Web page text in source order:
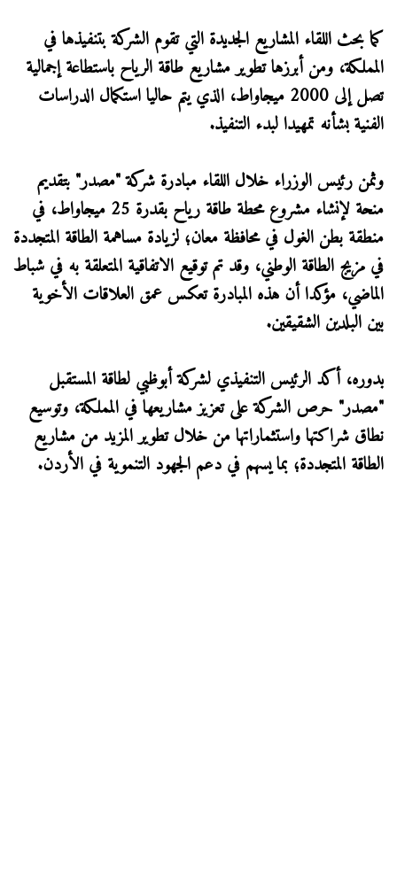
كما بحث اللقاء المشاريع الجديدة التي تقوم الشركة بتنفيذها في
المملكة، ومن أبرزها تطوير مشاريع طاقة الرياح باستطاعة إجمالية
تصل إلى 2000 ميجاواط، الذي يتم حاليا استكمال الدراسات
الفنية بشأنه تمهيدا لبدء التنفيذ.
وثمن رئيس الوزراء خلال اللقاء مبادرة شركة "مصدر" بتقديم
منحة لإنشاء مشروع محطة طاقة رياح بقدرة 25 ميجاواط، في
منطقة بطن الغول في محافظة معان؛ لزيادة مساهمة الطاقة المتجددة
في مزيج الطاقة الوطني، وقد تم توقيع الاتفاقية المتعلقة به في شباط
الماضي، مؤكدا أن هذه المبادرة تعكس عمق العلاقات الأخوية
بين البلدين الشقيقين.
بدوره، أكد الرئيس التنفيذي لشركة أبوظبي لطاقة المستقبل
"مصدر" حرص الشركة على تعزيز مشاريعها في المملكة، وتوسيع
نطاق شراكتها واستثماراتها من خلال تطوير المزيد من مشاريع
الطاقة المتجددة؛ بما يسهم في دعم الجهود التنموية في الأردن.